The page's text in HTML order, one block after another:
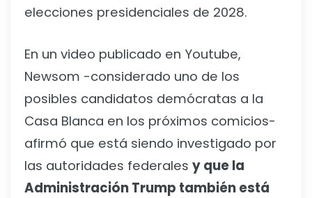
elecciones presidenciales de 2028.
En un video publicado en Youtube,
Newsom -considerado uno de los
posibles candidatos demócratas a la
Casa Blanca en los próximos comicios-
afirmó que está siendo investigado por
las autoridades federales y que la
Administración Trump también está